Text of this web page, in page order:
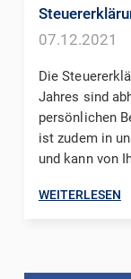
07.12.2021
Die
Jahres sind
persönlichen
ist zudem in
und kann von
WEITERLESEN